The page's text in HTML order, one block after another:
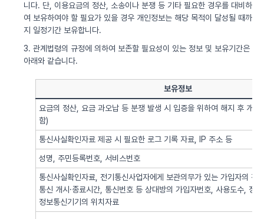
니다. 단, 이용요금의 정산, 소송이나 분쟁 등 기타 필요한 경우를 대비하
여 보유하여야 할 필요가 있을 경우 개인정보는 해당 목적이 달성될 때까
지 일정기간 보유합니다.
3. 관계법령의 규정에 의하여 보존할 필요성이 있는 정보 및 보유기간은
아래와 같습니다.
보유정보
요금의 정산, 요금 과오납 등 분쟁 발생 시 입증을 위하여 해지 후 개인
함)
통신사실확인자료 제공 시 필요한 로그 기록 자료, IP 주소 등
성명, 주민등록번호, 서비스번호
통신사실확인자료, 전기통신사업자에게 보관의무가 있는 가입자의 전
통신 개시·종료시간, 통신번호 등 상대방의 가입자번호, 사용도수, 정
정보통신기기의 위치자료